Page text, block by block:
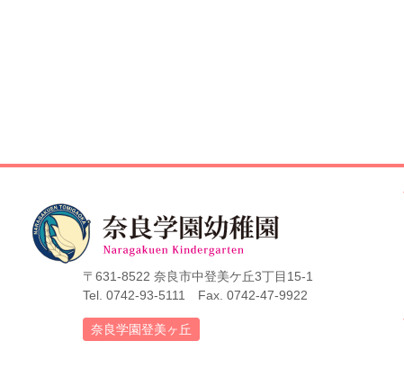
〒631-8522 奈良市中登美ケ丘3丁目15-1
Tel. 0742-93-5111 Fax. 0742-47-9922
奈良学園登美ヶ丘